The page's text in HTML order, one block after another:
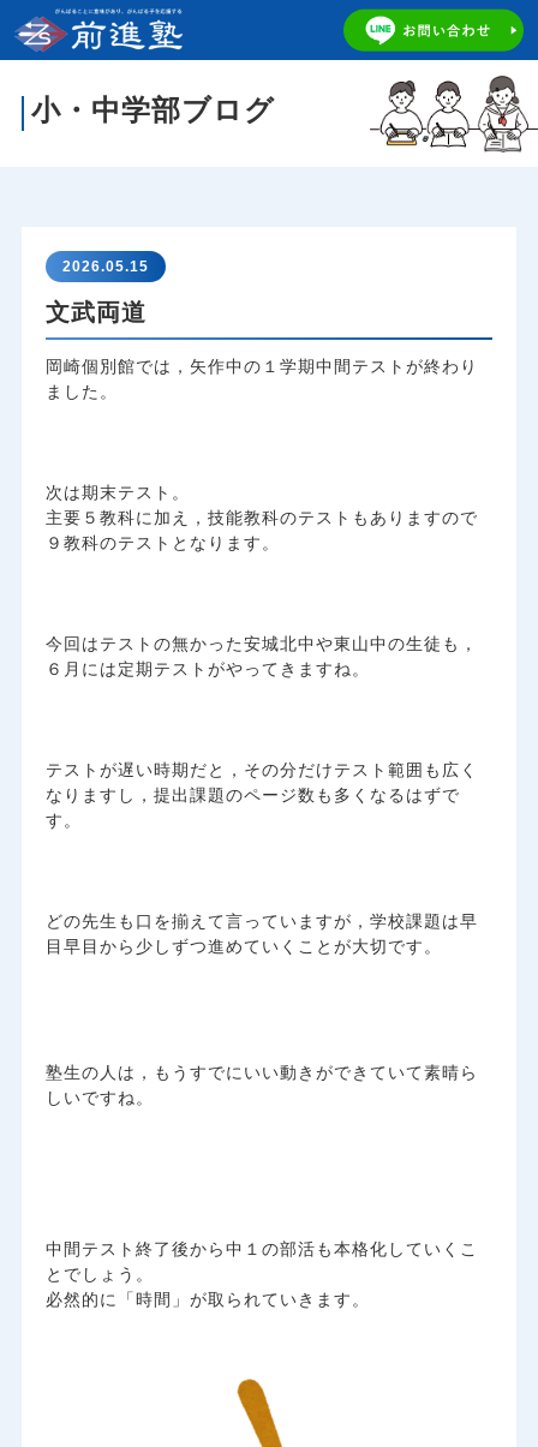
小・中学部ブログ
2026.05.15
文武両道
岡崎個別館では，矢作中の１学期中間テストが終わり
ました。
次は期末テスト。
主要５教科に加え，技能教科のテストもありますので
９教科のテストとなります。
今回はテストの無かった安城北中や東山中の生徒も，
６月には定期テストがやってきますね。
テストが遅い時期だと，その分だけテスト範囲も広く
なりますし，提出課題のページ数も多くなるはずで
す。
どの先生も口を揃えて言っていますが，学校課題は早
目早目から少しずつ進めていくことが大切です。
塾生の人は，もうすでにいい動きができていて素晴ら
しいですね。
中間テスト終了後から中１の部活も本格化していくこ
とでしょう。
必然的に「時間」が取られていきます。